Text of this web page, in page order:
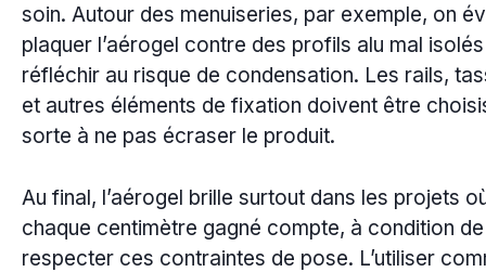
soin. Autour des menuiseries, par exemple, on
plaquer l’aérogel contre des profils alu mal
réfléchir au risque de condensation. Les rails,
et autres éléments de fixation doivent être
sorte à ne pas écraser le produit.
Au final, l’aérogel brille surtout dans les projets
chaque centimètre gagné compte, à condition de
respecter ces contraintes de pose. L’utiliser